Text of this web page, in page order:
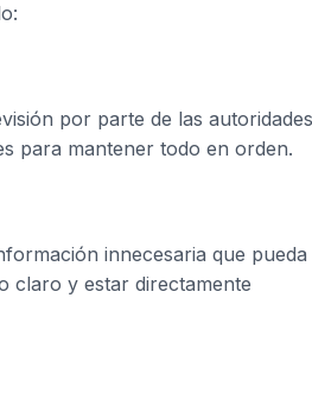
por parte de las
para mantener todo en orden.
innecesaria que pueda
claro y estar directamente